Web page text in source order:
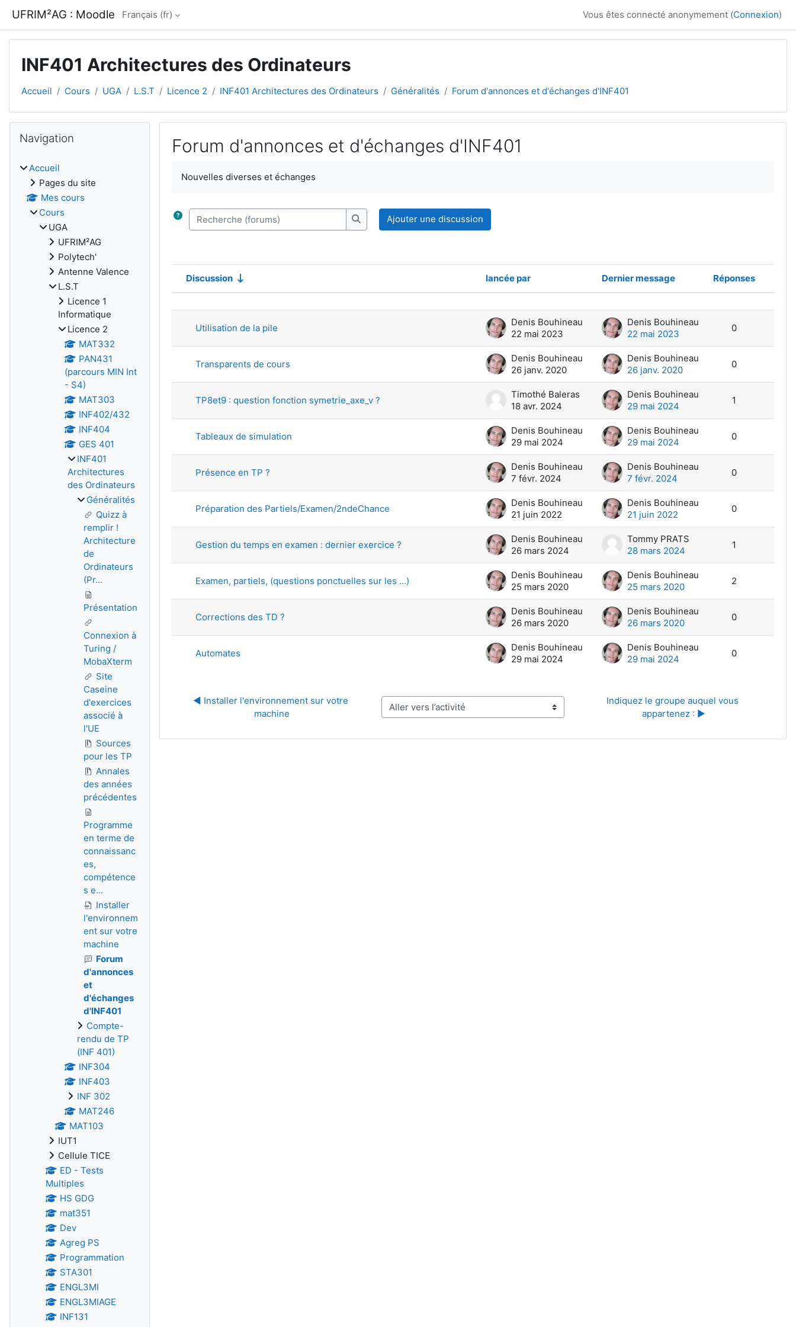
UFRIM²AG : Moodle Français ‎(fr)‎ Vous êtes connecté anonymement (Connexion)
INF401 Architectures des Ordinateurs
Accueil Cours UGA L.S.T Licence 2 INF401 Architectures des Ordinateurs Généralités Forum d'annonces et d'échanges d'INF401
Forum d'annonces et d'échanges d'INF401
Nouvelles diverses et échanges
Recherche (forums)
Recherche (forums)
Ajouter une discussion
Statut
Discussion lancée par Dernier message
Réponses
Utilisation de la pile
Denis Bouhineau
22 mai 2023
Denis Bouhineau
22 mai 2023
0
Transparents de cours
Denis Bouhineau
26 janv. 2020
Denis Bouhineau
26 janv. 2020
0
TP8et9 : question fonction symetrie_axe_v ?
Timothé Baleras
18 avr. 2024
Denis Bouhineau
29 mai 2024
1
Tableaux de simulation
Denis Bouhineau
29 mai 2024
Denis Bouhineau
29 mai 2024
0
Présence en TP ?
Denis Bouhineau
7 févr. 2024
Denis Bouhineau
7 févr. 2024
0
Préparation des Partiels/Examen/2ndeChance
Denis Bouhineau
21 juin 2022
Denis Bouhineau
21 juin 2022
0
Gestion du temps en examen : dernier exercice ?
Denis Bouhineau
26 mars 2024
Tommy PRATS
28 mars 2024
1
Examen, partiels, (questions ponctuelles sur les ...)
Denis Bouhineau
25 mars 2020
Denis Bouhineau
25 mars 2020
2
Corrections des TD ?
Denis Bouhineau
26 mars 2020
Denis Bouhineau
26 mars 2020
0
Automates
Denis Bouhineau
29 mai 2024
Denis Bouhineau
29 mai 2024
0
◀︎ Installer l'environnement sur votre
machine
Aller vers l’activité
Indiquez le groupe auquel vous
appartenez : ▶︎
Blocs
Navigation
Accueil
Pages du site
Mes cours
Cours
UGA
UFRIM²AG
Polytech'
Antenne Valence
L.S.T
Licence 1
Informatique
Licence 2
MAT332
PAN431
(parcours MIN Int
- S4)
MAT303
INF402/432
INF404
GES 401
INF401
Architectures
des Ordinateurs
Généralités
Quizz à
remplir !
Architecture
de
Ordinateurs
(Pr...
Présentation
Connexion à
Turing /
MobaXterm
Site
Caseine
d'exercices
associé à
l'UE
Sources
pour les TP
Annales
des années
précédentes
Programme
en terme de
connaissanc
es,
compétence
s e...
Installer
l'environnem
ent sur votre
machine
Forum
d'annonces
et
d'échanges
d'INF401
Compte-
rendu de TP
(INF 401)
INF304
INF403
INF 302
MAT246
MAT103
IUT1
Cellule TICE
ED - Tests
Multiples
HS GDG
mat351
Dev
Agreg PS
Programmation
STA301
ENGL3MI
ENGL3MIAGE
INF131